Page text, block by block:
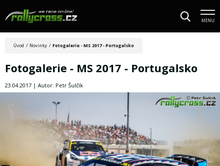
MENU
Úvod / Novinky / Fotogalerie - MS 2017 - Portugalsko
Fotogalerie - MS 2017 - Portugalsko
23.04.2017 | Autor: Petr Šulčík